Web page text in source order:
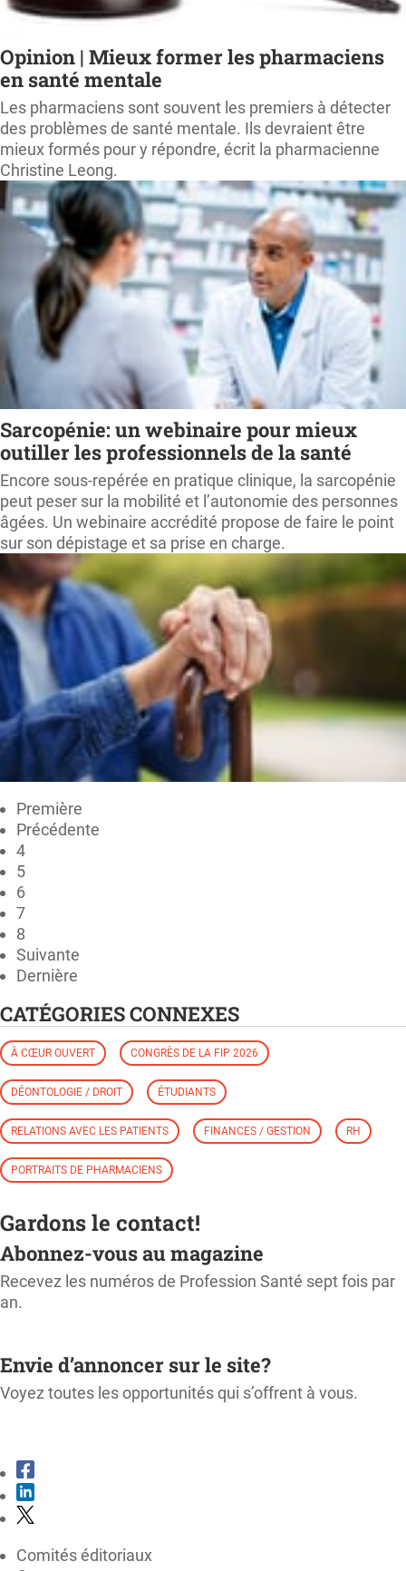
Opinion | Mieux former les pharmaciens
en santé mentale
Les pharmaciens sont souvent les premiers à détecter
des problèmes de santé mentale. Ils devraient être
mieux formés pour y répondre, écrit la pharmacienne
Christine Leong.
Sarcopénie: un webinaire pour mieux
outiller les professionnels de la santé
Encore sous-repérée en pratique clinique, la sarcopénie
peut peser sur la mobilité et l’autonomie des personnes
âgées. Un webinaire accrédité propose de faire le point
sur son dépistage et sa prise en charge.
Première
Précédente
4
5
6
7
8
Suivante
Dernière
CATÉGORIES CONNEXES
À CŒUR OUVERT CONGRÈS DE LA FIP 2026
DÉONTOLOGIE / DROIT ÉTUDIANTS
RELATIONS AVEC LES PATIENTS FINANCES / GESTION RH
PORTRAITS DE PHARMACIENS
Gardons le contact!
Abonnez-vous au magazine
Recevez les numéros de Profession Santé sept fois par
an.
Envie d’annoncer sur le site?
Voyez toutes les opportunités qui s’offrent à vous.
Comités éditoriaux